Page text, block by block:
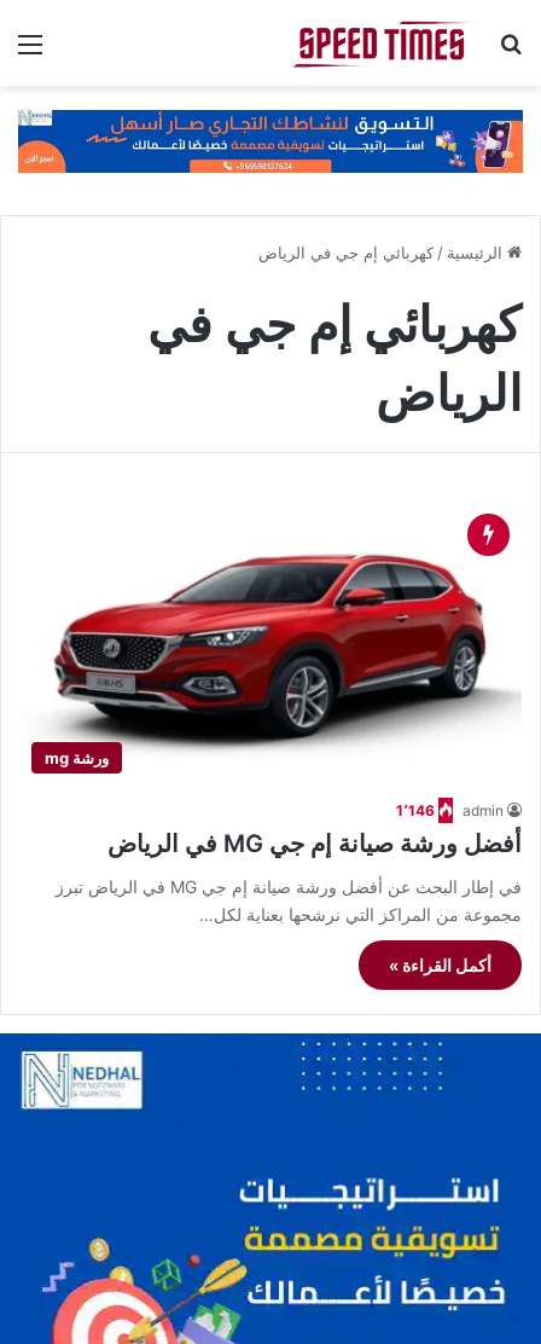
بحث عن
الرئيسية / كهربائي إم جي في الرياض
كهربائي إم جي في
الرياض
ورشة mg
admin 1٬146
أفضل ورشة صيانة إم جي MG في الرياض
في إطار البحث عن أفضل ورشة صيانة إم جي MG في الرياض تبرز
مجموعة من المراكز التي نرشحها بعناية لكل…
أكمل القراءة »